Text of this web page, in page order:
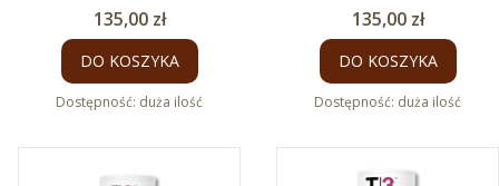
Cena
135,00 zł
DO KOSZYKA
Dostępność: duża ilość
Cena
135,00 zł
DO KOSZYKA
Dostępność: duża ilość